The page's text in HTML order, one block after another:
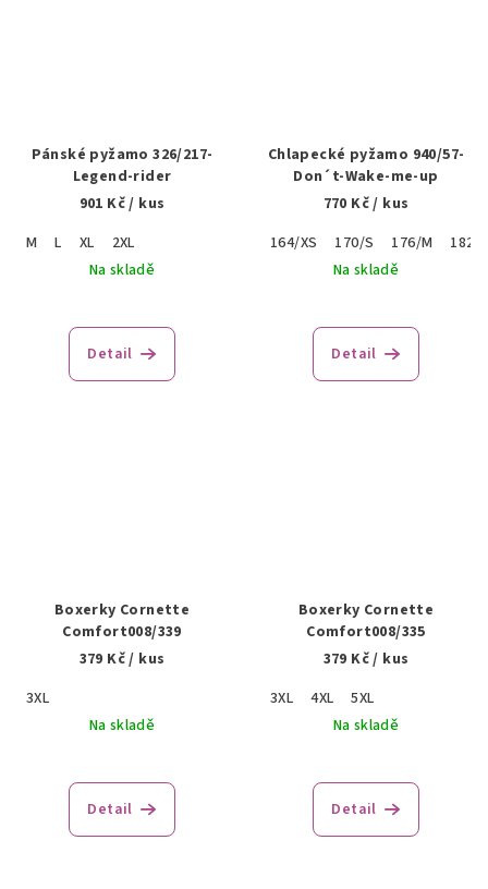
Pánské pyžamo 326/217-
Legend-rider
901 Kč/ kus
M
L XL
2XL
Na skladě
Detail
Chlapecké pyžamo 940/57-
Don´t-Wake-me-up
770 Kč/ kus
164/XS
170/S 176/M
182/L
Na skladě
Detail
Boxerky Cornette
Comfort008/339
379 Kč/ kus
3XL
Na skladě
Detail
Boxerky Cornette
Comfort008/335
379 Kč/ kus
3XL
4XL
5XL
Na skladě
Detail